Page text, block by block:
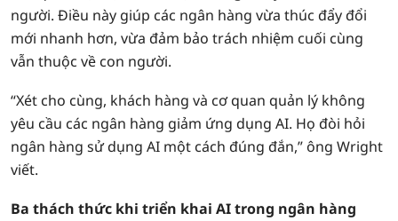
người. Điều này giúp các ngân hàng vừa thúc đẩy đổi
mới nhanh hơn, vừa đảm bảo trách nhiệm cuối cùng
vẫn thuộc về con người.
“Xét cho cùng, khách hàng và cơ quan quản lý không
yêu cầu các ngân hàng giảm ứng dụng AI. Họ đòi hỏi
ngân hàng sử dụng AI một cách đúng đắn,” ông Wright
viết.
Ba thách thức khi triển khai AI trong ngân hàng